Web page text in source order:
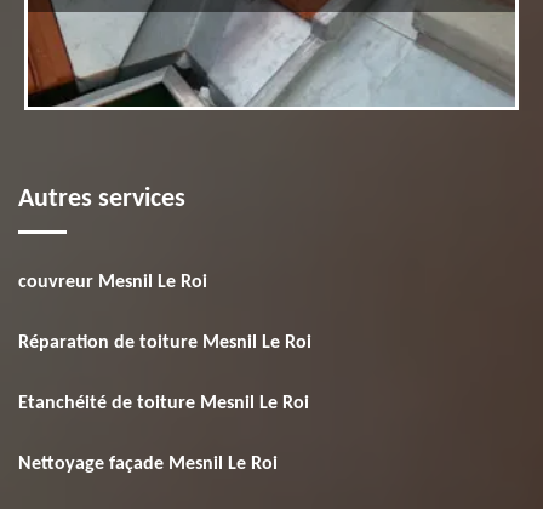
Autres services
couvreur Mesnil Le Roi
Réparation de toiture Mesnil Le Roi
Etanchéité de toiture Mesnil Le Roi
Nettoyage façade Mesnil Le Roi